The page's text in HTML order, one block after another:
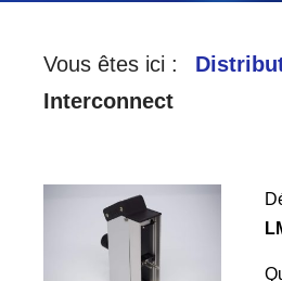
Vous êtes ici :
Interconnect